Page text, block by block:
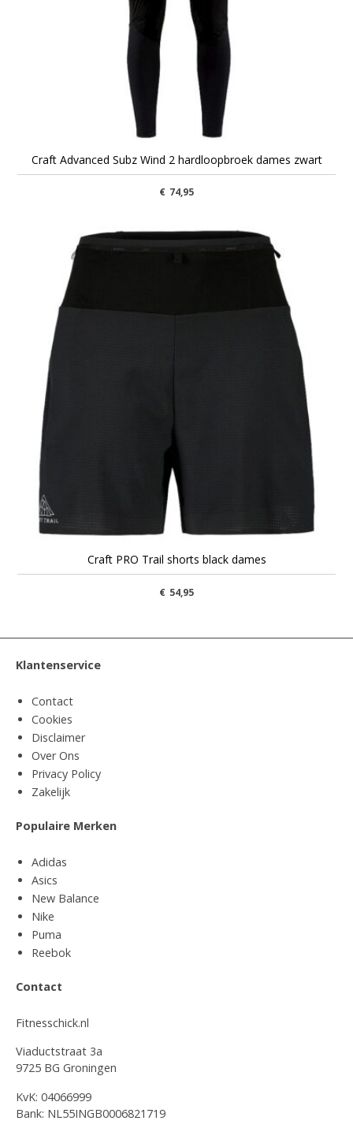
Craft Advanced Subz Wind 2 hardloopbroek dames zwart
€ 74,95
Craft PRO Trail shorts black dames
€ 54,95
Klantenservice
Contact
Cookies
Disclaimer
Over Ons
Privacy Policy
Zakelijk
Populaire Merken
Adidas
Asics
New Balance
Nike
Puma
Reebok
Contact
Fitnesschick.nl
Viaductstraat 3a
9725 BG Groningen
KvK: 04066999
Bank: NL55INGB0006821719